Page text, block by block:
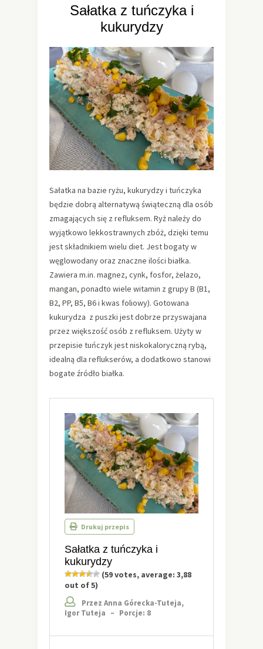
Sałatka z tuńczyka i
kukurydzy
Sałatka na bazie ryżu, kukurydzy i tuńczyka
będzie dobrą alternatywą świąteczną dla osób
zmagających się z refluksem. Ryż należy do
wyjątkowo lekkostrawnych zbóż, dzięki temu
jest składnikiem wielu diet. Jest bogaty w
węglowodany oraz znaczne ilości białka.
Zawiera m.in. magnez, cynk, fosfor, żelazo,
mangan, ponadto wiele witamin z grupy B (B1,
B2, PP, B5, B6 i kwas foliowy). Gotowana
kukurydza z puszki jest dobrze przyswajana
przez większość osób z refluksem. Użyty w
przepisie tuńczyk jest niskokaloryczną rybą,
idealną dla reflukserów, a dodatkowo stanowi
bogate źródło białka.
Drukuj przepis
Sałatka z tuńczyka i
kukurydzy
(59votes, average: 3,88
out of 5)
Przez Anna Górecka-Tuteja,
Igor Tuteja – Porcje: 8